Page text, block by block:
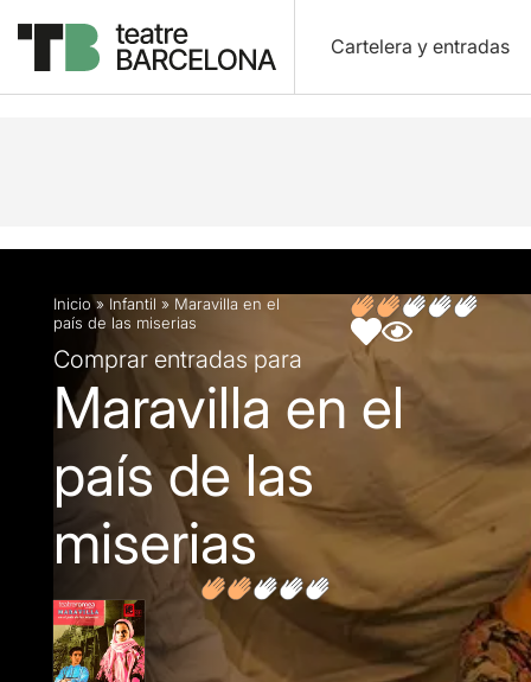
Cartelera y entradas
Descripción Ficha artística
Inicio» Infantil » Maravilla en el
país de las miserias
Comprar entradas para
Maravilla en el
país de las
miserias